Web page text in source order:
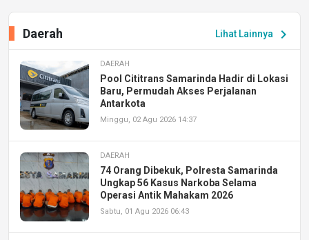
Lihat Lainnya chevron_right
Daerah
DAERAH
Pool Cititrans Samarinda Hadir di Lokasi
Baru, Permudah Akses Perjalanan
Antarkota
Minggu, 02 Agu 2026 14:37
DAERAH
74 Orang Dibekuk, Polresta Samarinda
Ungkap 56 Kasus Narkoba Selama
Operasi Antik Mahakam 2026
Sabtu, 01 Agu 2026 06:43